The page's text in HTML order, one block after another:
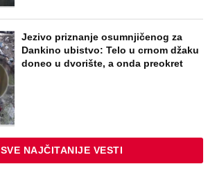
Jezivo priznanje osumnjičenog za
Dankino ubistvo: Telo u crnom džaku
doneo u dvorište, a onda preokret
SVE NAJČITANIJE VESTI